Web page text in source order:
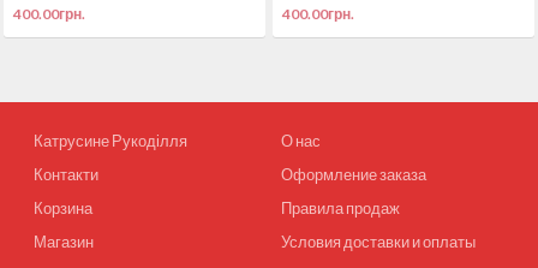
400.00грн. 400.00грн.
Катрусине Рукоділля
Контакти
Корзина
Магазин
О нас
Оформление заказа
Правила продаж
Условия доставки и оплаты